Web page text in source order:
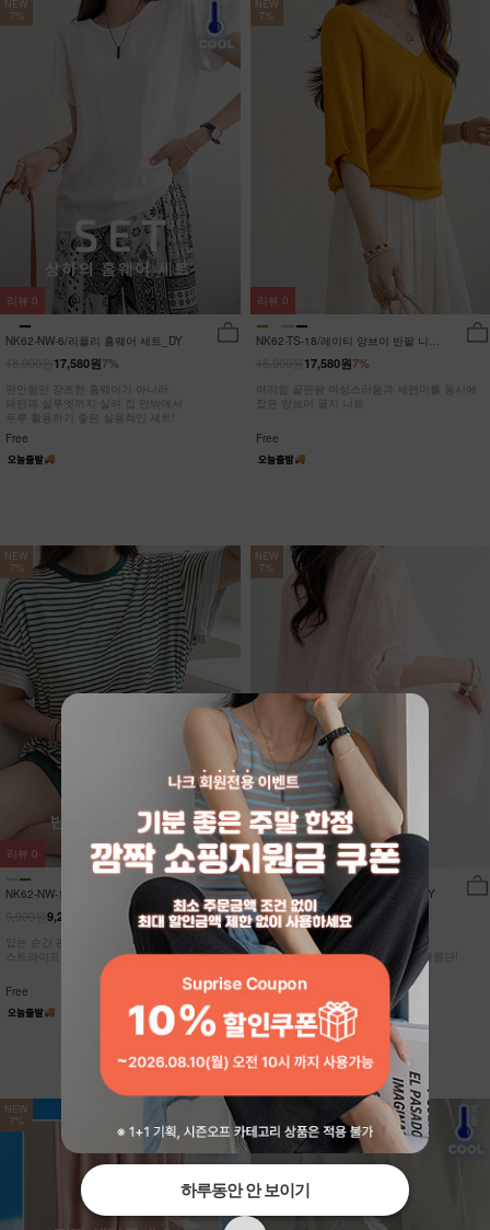
NEW
7%
NK62-NW-6/리플리 홈웨어 세트_DY
7%
17,580원
편안함만 강조한 홈웨어가 아니라
패턴과 실루엣까지 살려 집 안밖에서
두루 활용하기 좋은 실용적인 세트!
Free
리뷰 0
NEW
7%
NK62-TS-18/레이티 양브이 반팔 니트
7%
17,580원
여리함 끝판왕 여성스러움과 세련미를 동시에
잡은 양브이 골지 니트
Free
리뷰 0
NEW
7%
NK62-NW-11/유포니 반팔+반바지 홈웨
9,210원
입는 순간 편안함이 달라지는 캡내장
스트라이프 홈웨어 SET
Free
리뷰 0
NEW
7%
NK62-TS-32/일루민 뒤트임 셔츠_DY
7%
20,370원
21,900원
[ 답답한ZERO! 시스루 원단! ]
[55-99] 은은하게 반짝이는 고급링클원단!
Free
리뷰15
NEW
7%
하루동안 안 보이기
하루동안 안 보이기